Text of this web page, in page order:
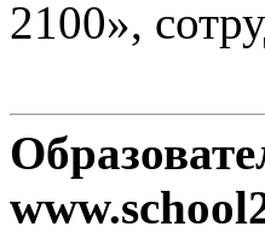
2100»,